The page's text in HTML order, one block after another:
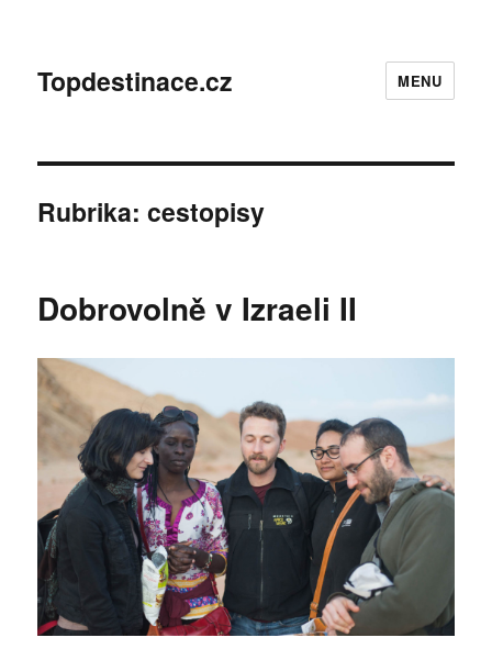
Topdestinace.cz MENU
Rubrika:cestopisy
Dobrovolně v Izraeli II